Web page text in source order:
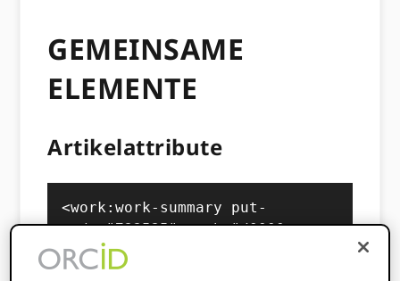
GEMEINSAME
ELEMENTE
Artikelattribute
<work:work-summary put-
code="733535" path="/0000-
0002-9227-8514/work/733535"
visibility="public" display-